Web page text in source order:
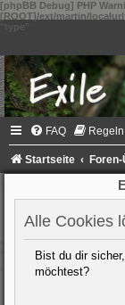
[phpBB Debug] PHP
[ROOT]/ext/martin/
FAQ Regeln
Startseite
Alle Cookies
Bist du dir
möchtest?